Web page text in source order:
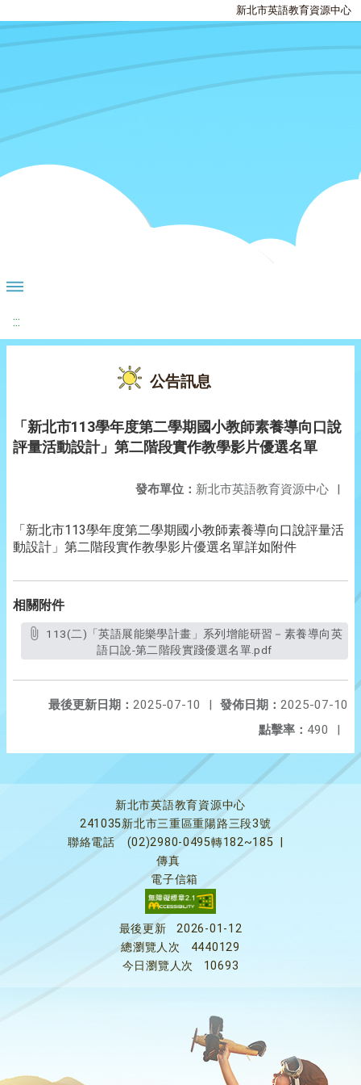
新北市英語教育資源中心
:::
公告訊息
「新北市113學年度第二學期國小教師素養導向口說
評量活動設計」第二階段實作教學影片優選名單
發布單位： 新北市英語教育資源中心 |
「新北市113學年度第二學期國小教師素養導向口說評量活
動設計」第二階段實作教學影片優選名單詳如附件
相關附件
語口說-第二階段實踐優選名單.pdf
發佈日期： 2025-07-10
最後更新日期： 2025-07-10
|
點擊率： 490 |
新北市英語教育資源中心
241035新北市三重區重陽路三段3號
聯絡電話
(02)2980-0495轉182~185
傳真
電子信箱
最後更新
2026-01-12
總瀏覽人次
4440129
今日瀏覽人次
10693